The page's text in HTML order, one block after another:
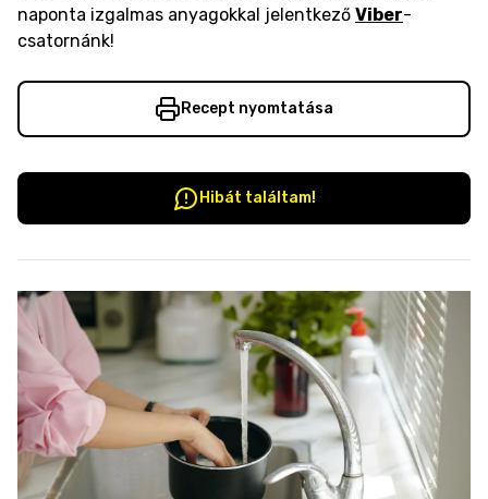
naponta izgalmas anyagokkal jelentkező Viber-
csatornánk!
Recept nyomtatása
Hibát találtam!